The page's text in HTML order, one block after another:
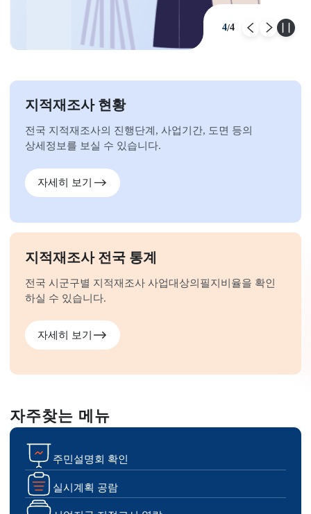
이전
전국 지적재조사의 진행단계, 사업기간, 도면 등의
지적재조사 전국 통계
하실 수 있습니다.
자세히 보기
자주찾는 메뉴